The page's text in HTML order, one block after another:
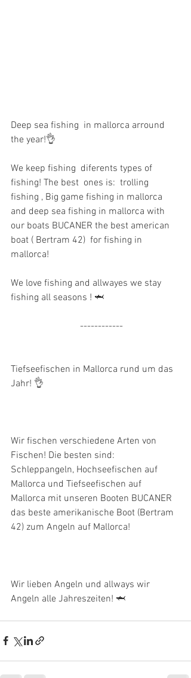
Deep sea fishing  in mallorca arround
the year!👌
We keep fishing  diferents types of
fishing! The best  ones is:  trolling
fishing , Big game fishing in mallorca
and deep sea fishing in mallorca with
our boats BUCANER the best american
boat ( Bertram 42)  for fishing in
mallorca!
We love fishing and allwayes we stay
fishing all seasons ! 🦈
------------
Tiefseefischen in Mallorca rund um das
Jahr! 👌
Wir fischen verschiedene Arten von
Fischen! Die besten sind:
Schleppangeln, Hochseefischen auf
Mallorca und Tiefseefischen auf
Mallorca mit unseren Booten BUCANER
das beste amerikanische Boot (Bertram
42) zum Angeln auf Mallorca!
Wir lieben Angeln und allways wir
Angeln alle Jahreszeiten! 🦈